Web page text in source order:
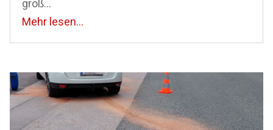
groß...
Mehr lesen...